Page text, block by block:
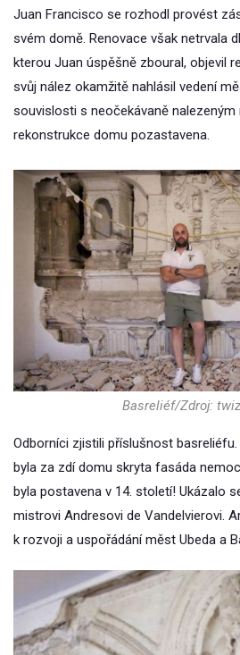
Juan Francisco se rozhodl provést
svém domě. Renovace však netrvala
kterou Juan úspěšně zboural, objevil
svůj nález okamžitě nahlásil vedení
souvislosti s neočekávaně
rekonstrukce domu pozastavena.
Basreliéf/Zdroj:
Odborníci zjistili příslušnost
byla za zdí domu skryta fasáda
byla postavena v 14. století! Ukázalo
mistrovi Andresovi de Vandelvierovi.
k rozvoji a uspořádání měst Ubeda a